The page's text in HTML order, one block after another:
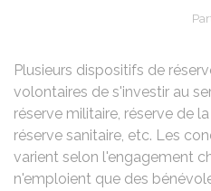
Plusieurs dispositifs de
volontaires de s'investir au
réserve militaire, réserve de
réserve sanitaire, etc. Les
varient selon l'engagement
n'emploient que des